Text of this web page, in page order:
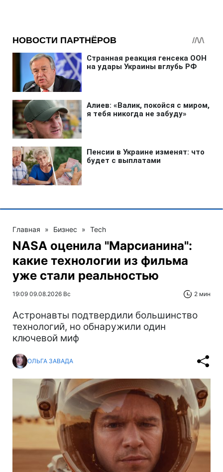
Главная » Бизнес » Tech
NASA оценила "Марсианина":
какие технологии из фильма
уже стали реальностью
19:09 09.08.2026 Вс 2 мин
Астронавты подтвердили большинство
технологий, но обнаружили один
ключевой миф
ОЛЬГА ЗАВАДА